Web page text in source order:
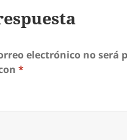
electrónico no será
*